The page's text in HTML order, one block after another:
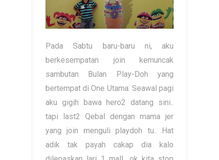
Pada Sabtu baru-baru ni, aku
berkesempatan join kemuncak
sambutan Bulan Play-Doh yang
bertempat di One Utama. Seawal pagi
aku gigih bawa hero2 datang sini..
tapi last2 Qebal dengan mama jer
yang join menguli playdoh tu.. Hat
adik tak payah cakap dia kalo